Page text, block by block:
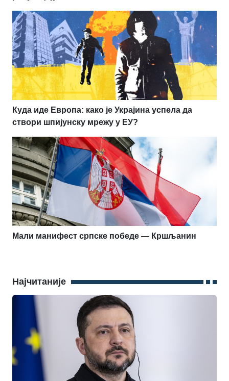
Куда иде Европа: како је Украјина успела да
створи шпијунску мрежу у ЕУ?
Мали манифест српске победе — Кршљанин
Најчитаније